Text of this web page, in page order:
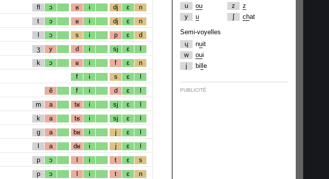
fl ɔ ʁ i dj ɛ n
t ɔ ʁ i dj ɛ n
l ɔ s i p ɛ d
ʒ y d i sj ɛ l
k ɔ ʁ i f ɛ n
f i s ɛ l
ẽ f i d ɛ l
m a tʁ i sj ɛ l
k a tʁ i sj ɛ l
g a bʁ i j ɛ l
l a dʁ i j ɛ l
p ɔ l i t ɛ s
p ɔ l i t ɛ n
u
ou
y
u
z
z
ʃ
chat
Semi-voyelles
ɥ
nuit
w
oui
j
bi e
PUBLICITÉ